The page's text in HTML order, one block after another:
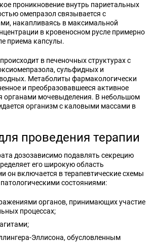
проникновение внутрь париетальных
омепразол связывается с
накапливаясь в максимальной
в кровеносном русле примерно
приема капсулы.
в печеночных структурах с
сульфидных и
Метаболиты фармакологически
и преобразовавшееся активное
органами мочевыделения. В небольшом
организм с каловыми массами в
проведения терапии
дозозависимо подавлять секрецию
его широкую область
он включается в терапевтические схемы
состояниями:
органов, принимающих участие
процессах;
Эллисона, обусловленным